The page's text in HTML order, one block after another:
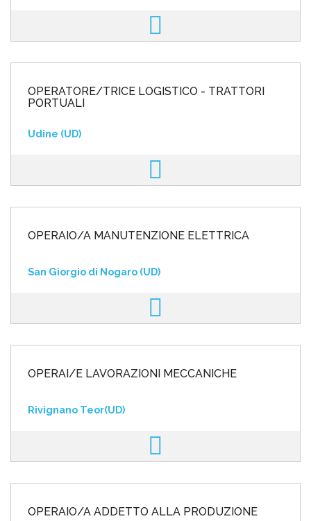
OPERATORE/TRICE LOGISTICO - TRATTORI
PORTUALI
Udine (UD)
OPERAIO/A MANUTENZIONE ELETTRICA
San Giorgio di Nogaro (UD)
OPERAI/E LAVORAZIONI MECCANICHE
Rivignano Teor(UD)
OPERAIO/A ADDETTO ALLA PRODUZIONE